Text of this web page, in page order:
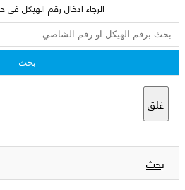
الرجاء ادخال رقم الهيكل في
بحث
غلق
بحث